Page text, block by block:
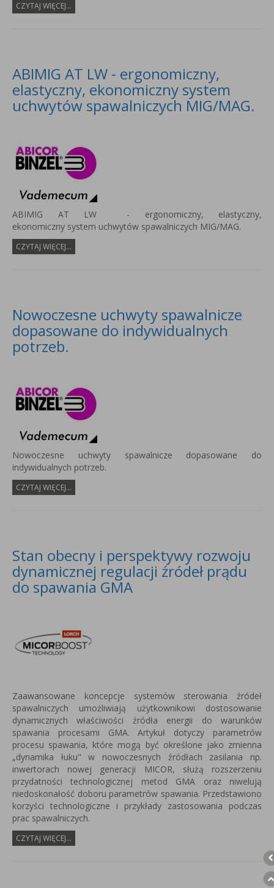
CZYTAJ WIĘCEJ...
ABIMIG AT LW - ergonomiczny,
elastyczny, ekonomiczny system
uchwytów spawalniczych MIG/MAG.
ABIMIG AT LW - ergonomiczny, elastyczny,
ekonomiczny system uchwytów spawalniczych MIG/MAG.
CZYTAJ WIĘCEJ...
Nowoczesne uchwyty spawalnicze
dopasowane do indywidualnych
potrzeb.
Nowoczesne uchwyty spawalnicze dopasowane do
indywidualnych potrzeb.
CZYTAJ WIĘCEJ...
Stan obecny i perspektywy rozwoju
dynamicznej regulacji źródeł prądu
do spawania GMA
Zaawansowane koncepcje systemów sterowania źródeł
spawalniczych umożliwiają użytkownikowi dostosowanie
dynamicznych właściwości źródła energii do warunków
spawania procesami GMA. Artykuł dotyczy parametrów
procesu spawania, które mogą być określone jako zmienna
„dynamika łuku" w nowoczesnych źródłach zasilania np.
inwertorach nowej generacji MICOR, służą rozszerzeniu
przydatności technologicznej metod GMA oraz niwelują
niedoskonałość doboru parametrów spawania. Przedstawiono
korzyści technologiczne i przykłady zastosowania podczas
prac spawalniczych.
CZYTAJ WIĘCEJ...